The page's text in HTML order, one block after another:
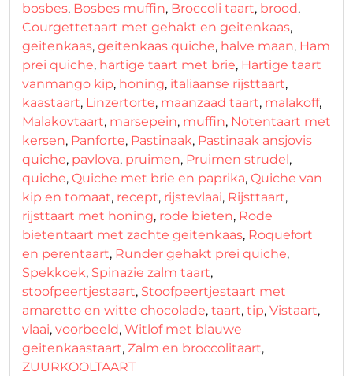
bosbes, Bosbes muffin, Broccoli taart, brood,
Courgettetaart met gehakt en geitenkaas,
geitenkaas, geitenkaas quiche, halve maan, Ham
prei quiche, hartige taart met brie, Hartige taart
vanmango kip, honing, italiaanse rijsttaart,
kaastaart, Linzertorte, maanzaad taart, malakoff,
Malakovtaart, marsepein, muffin, Notentaart met
kersen, Panforte, Pastinaak, Pastinaak ansjovis
quiche, pavlova, pruimen, Pruimen strudel ,
quiche, Quiche met brie en paprika, Quiche van
kip en tomaat, recept, rijstevlaai, Rijsttaart,
rijsttaart met honing, rode bieten, Rode
bietentaart met zachte geitenkaas, Roquefort
en perentaart, Runder gehakt prei quiche,
Spekkoek, Spinazie zalm taart,
stoofpeertjestaart, Stoofpeertjestaart met
amaretto en witte chocolade, taart, tip, Vistaart,
vlaai, voorbeeld, Witlof met blauwe
geitenkaastaart, Zalm en broccolitaart,
ZUURKOOLTAART